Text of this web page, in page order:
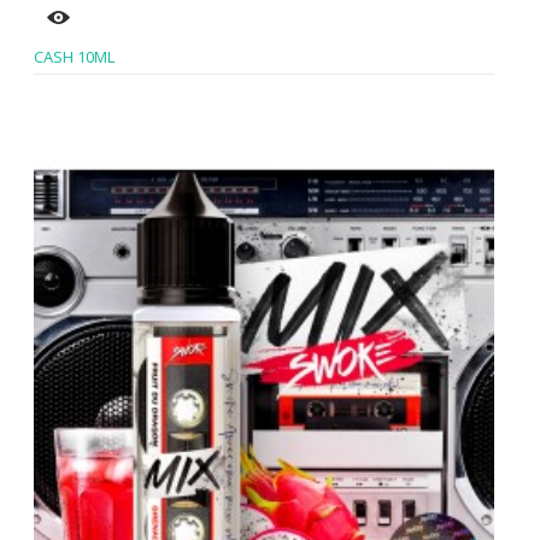
CASH 10ML